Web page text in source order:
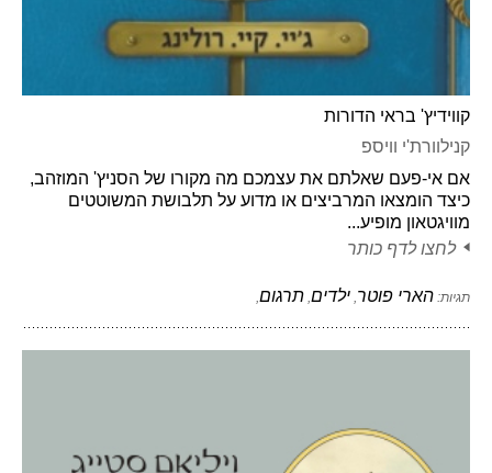
קווידיץ' בראי הדורות
קנילוורת'י וויספ
אם אי-פעם שאלתם את עצמכם מה מקורו של הסניץ' המוזהב,
כיצד הומצאו המרביצים או מדוע על תלבושת המשוטטים
מוויגטאון מופיע...
לחצו לדף כותר
תגיות: הארי פוטר, ילדים, תרגום,